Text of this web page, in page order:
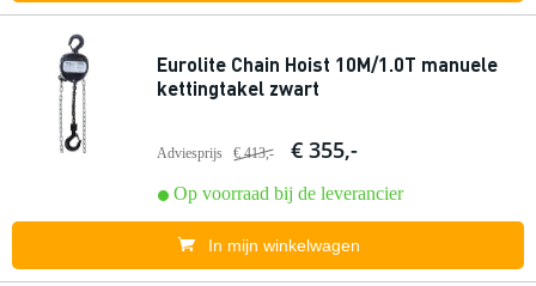
Eurolite Chain Hoist 10M/1.0T manuele
kettingtakel zwart
Adviesprijs € 413,- € 355,-
Op voorraad bij de leverancier
In mijn winkelwagen